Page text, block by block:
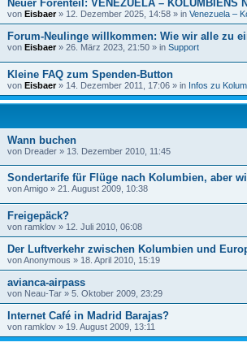
Neuer Forenteil: VENEZUELA – KOLUMBIENS
von Eisbaer» 12. Dezember 2025, 14:58 » in Venezuela –
Forum-Neulinge willkommen: Wie wir alle zu
von Eisbaer» 26. März 2023, 21:50 » in Support
Kleine FAQ zum Spenden-Button
von Eisbaer» 14. Dezember 2011, 17:06 » in Infos zu
Wann buchen
von Dreader » 13. Dezember 2010, 11:45
Sondertarife für Flüge nach Kolumbien, aber
vonAmigo » 21. August 2009, 10:38
Freigepäck?
von ramklov » 12. Juli 2010, 06:08
Der Luftverkehr zwischen Kolumbien und
vonAnonymous » 18. April 2010, 15:19
avianca-airpass
von Neau-Tar » 5. Oktober 2009, 23:29
Internet Café in Madrid Barajas?
von ramklov » 19. August 2009, 13:11